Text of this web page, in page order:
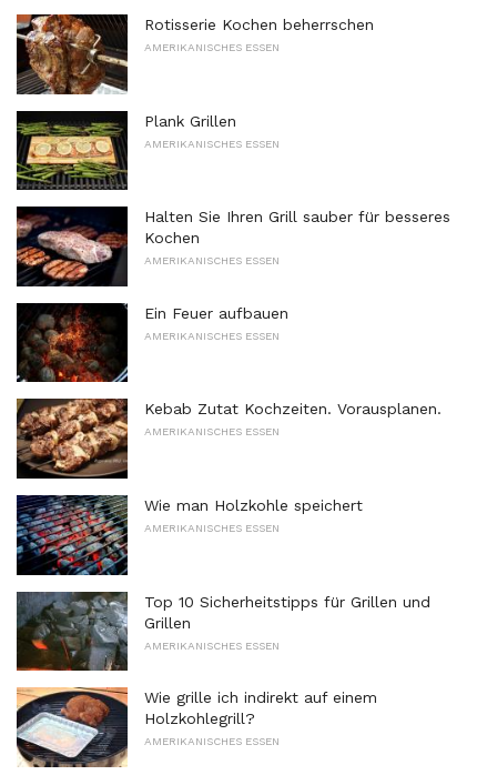
Rotisserie Kochen beherrschen
AMERIKANISCHES ESSEN
Plank Grillen
AMERIKANISCHES ESSEN
Halten Sie Ihren Grill sauber für besseres
Kochen
AMERIKANISCHES ESSEN
Ein Feuer aufbauen
AMERIKANISCHES ESSEN
Kebab Zutat Kochzeiten. Vorausplanen.
AMERIKANISCHES ESSEN
Wie man Holzkohle speichert
AMERIKANISCHES ESSEN
Top 10 Sicherheitstipps für Grillen und
Grillen
AMERIKANISCHES ESSEN
Wie grille ich indirekt auf einem
Holzkohlegrill?
AMERIKANISCHES ESSEN